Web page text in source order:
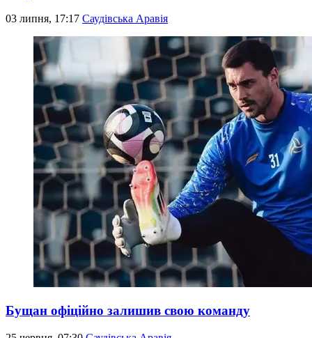
03 липня, 17:17 Саудівська Аравія
Бущан офіційно залишив свою команду